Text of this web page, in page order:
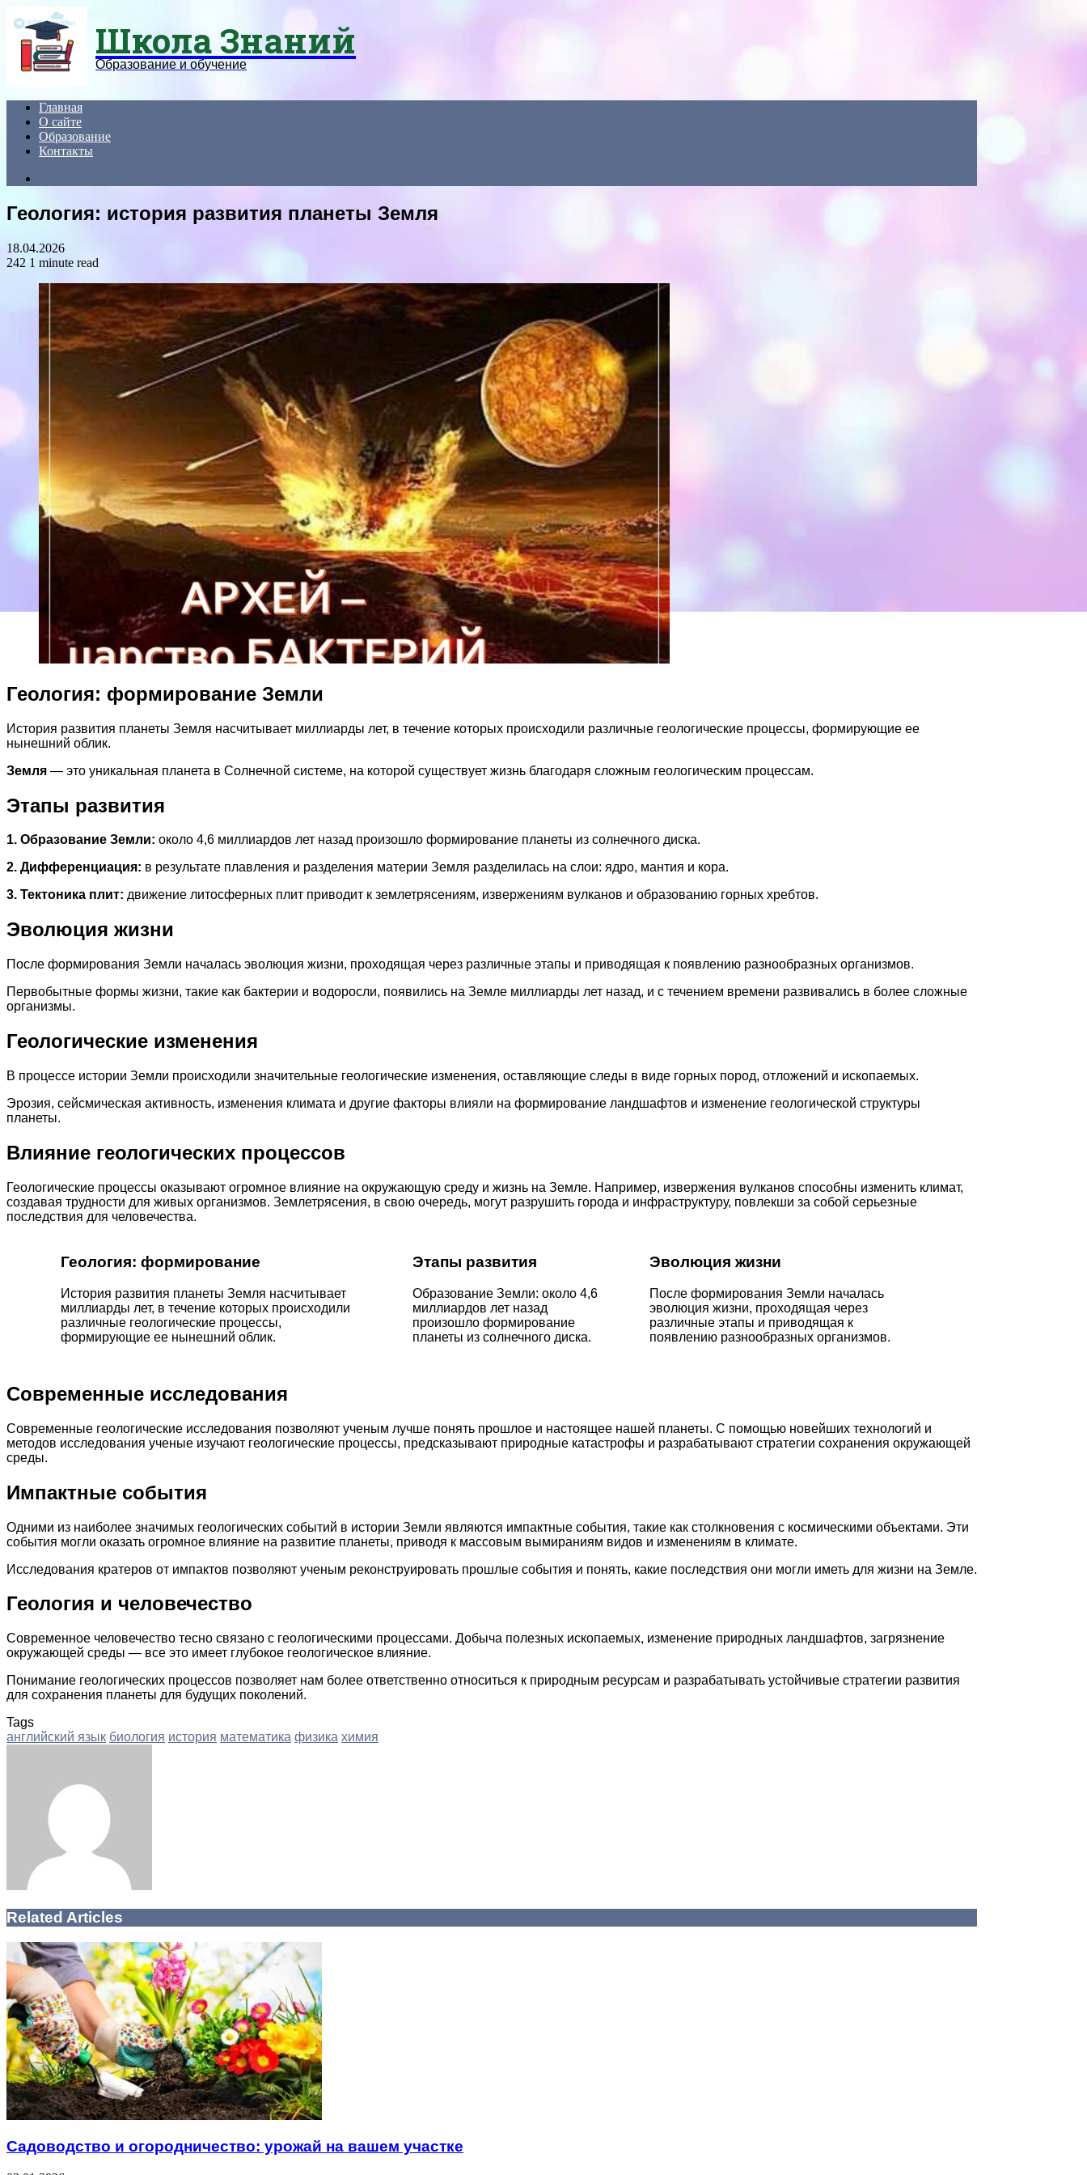
Школа Знаний
Образование и обучение
Главная
О сайте
Образование
Контакты
Геология: история развития планеты Земля
18.04.2026
242 1 minute read
Геология: формирование Земли
История развития планеты Земля насчитывает миллиарды лет, в течение которых происходили различные геологические процессы, формирующие ее
нынешний облик.
Земля — это уникальная планета в Солнечной системе, на которой существует жизнь благодаря сложным геологическим процессам.
Этапы развития
1. Образование Земли: около 4,6 миллиардов лет назад произошло формирование планеты из солнечного диска.
2. Дифференциация: в результате плавления и разделения материи Земля разделилась на слои: ядро, мантия и кора.
3. Тектоника плит: движение литосферных плит приводит к землетрясениям, извержениям вулканов и образованию горных хребтов.
Эволюция жизни
После формирования Земли началась эволюция жизни, проходящая через различные этапы и приводящая к появлению разнообразных организмов.
Первобытные формы жизни, такие как бактерии и водоросли, появились на Земле миллиарды лет назад, и с течением времени развивались в более сложные
организмы.
Геологические изменения
В процессе истории Земли происходили значительные геологические изменения, оставляющие следы в виде горных пород, отложений и ископаемых.
Эрозия, сейсмическая активность, изменения климата и другие факторы влияли на формирование ландшафтов и изменение геологической структуры
планеты.
Влияние геологических процессов
Геологические процессы оказывают огромное влияние на окружающую среду и жизнь на Земле. Например, извержения вулканов способны изменить климат,
создавая трудности для живых организмов. Землетрясения, в свою очередь, могут разрушить города и инфраструктуру, повлекши за собой серьезные
последствия для человечества.
Геология: формирование
История развития планеты Земля насчитывает
миллиарды лет, в течение которых происходили
различные геологические процессы,
формирующие ее нынешний облик.
Этапы развития
Образование Земли: около 4,6
миллиардов лет назад
произошло формирование
планеты из солнечного диска.
Эволюция жизни
После формирования Земли началась
эволюция жизни, проходящая через
различные этапы и приводящая к
появлению разнообразных организмов.
Современные исследования
Современные геологические исследования позволяют ученым лучше понять прошлое и настоящее нашей планеты. С помощью новейших технологий и
методов исследования ученые изучают геологические процессы, предсказывают природные катастрофы и разрабатывают стратегии сохранения окружающей
среды.
Импактные события
Одними из наиболее значимых геологических событий в истории Земли являются импактные события, такие как столкновения с космическими объектами. Эти
события могли оказать огромное влияние на развитие планеты, приводя к массовым вымираниям видов и изменениям в климате.
Исследования кратеров от импактов позволяют ученым реконструировать прошлые события и понять, какие последствия они могли иметь для жизни на Земле.
Геология и человечество
Современное человечество тесно связано с геологическими процессами. Добыча полезных ископаемых, изменение природных ландшафтов, загрязнение
окружающей среды — все это имеет глубокое геологическое влияние.
Понимание геологических процессов позволяет нам более ответственно относиться к природным ресурсам и разрабатывать устойчивые стратегии развития
для сохранения планеты для будущих поколений.
Tags
английский язык биология история математика физика химия
Related Articles
Садоводство и огородничество: урожай на вашем участке